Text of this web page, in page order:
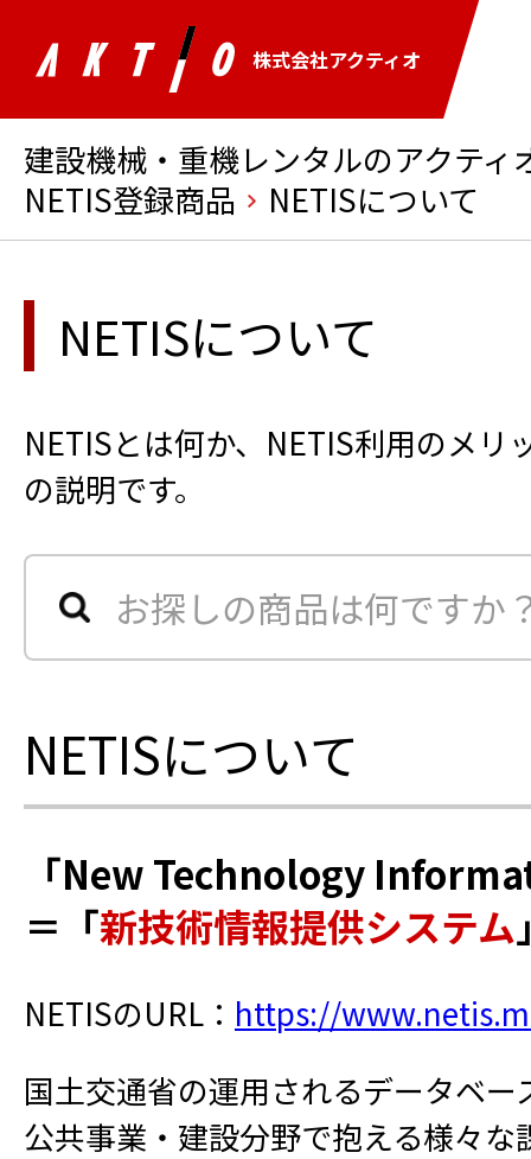
株式会社アクティオ
建設機械・重機レンタルのアクティ
NETIS登録商品
NETISについて
NETISについて
NETISとは何か、NETIS利用のメリ
の説明です。
NETISについて
「New Technology
＝「新技術情報提供システム
NETISのURL： https://
国土交通省の運用されるデータベー
公共事業・建設分野で抱える様々